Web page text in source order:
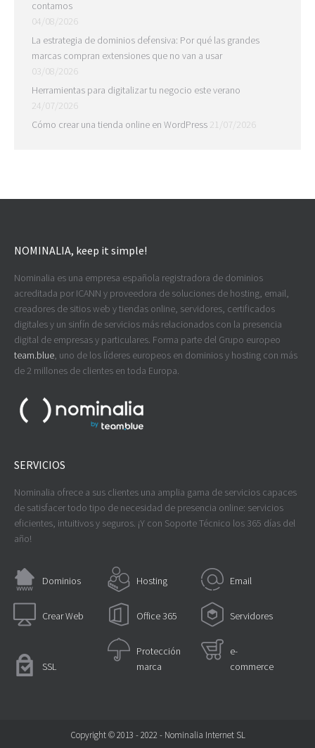
contamos
04/08/2026
La estrategia de dominios defensiva: Por qué las grandes
marcas compran extensiones que no van a usar
03/08/2026
Herramientas para digitalizar tu negocio este verano
24/07/2026
Cómo crear una tienda online en WordPress 21/07/2026
NOMINALIA, keep it simple!
Nominalia es una empresa española registradora de dominios
acreditada por ICANN y proveedora de soluciones de hosting, email,
creadores de sitios web y tiendas online, servidores, certificados
digitales y un sinfín de servicios más relacionados con la presencia
digital de empresas y particulares. Forma parte del Grupo europeo
team.blue, uno de los líderes europeos en dominios y hosting con más
de 2 millones de clientes en toda Europa.
SERVICIOS
Nominalia ofrece a sus clientes una amplia gama de servicios capaces
de satisfacer todo tipo de necesidad de presencia online: servicios
eficientes, intuitivos y seguros. ¡Y con Soporte Técnico los 365 días del
año!
Dominios Hosting Email
Crear Web Office 365 Servidores
SSL
Protección
marca
e-
commerce
Copyright © 2013 - 2022 - Nominalia Internet SL